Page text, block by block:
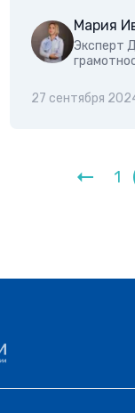
Мария
Эксперт
27 сентября
1